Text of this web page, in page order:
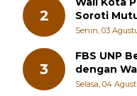
2
Soroti
RSUD
Senin, 03
3
FBS UNP
dengan
Selasa, 04